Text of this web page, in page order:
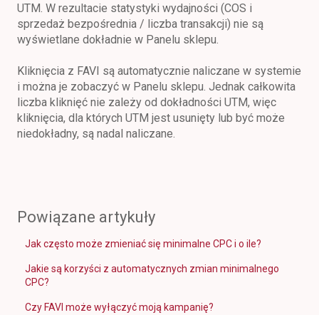
UTM. W rezultacie statystyki wydajności (COS i
sprzedaż bezpośrednia / liczba transakcji) nie są
wyświetlane dokładnie w Panelu sklepu.
Kliknięcia z FAVI są automatycznie naliczane w systemie
i można je zobaczyć w Panelu sklepu. Jednak całkowita
liczba kliknięć nie zależy od dokładności UTM, więc
kliknięcia, dla których UTM jest usunięty lub być może
niedokładny, są nadal naliczane.
Powiązane artykuły
Jak często może zmieniać się minimalne CPC i o ile?
Jakie są korzyści z automatycznych zmian minimalnego
CPC?
Czy FAVI może wyłączyć moją kampanię?